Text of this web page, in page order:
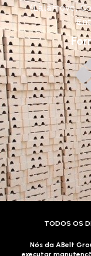
(Lalamove,
TODOS OS
Nós da ABelt
executar